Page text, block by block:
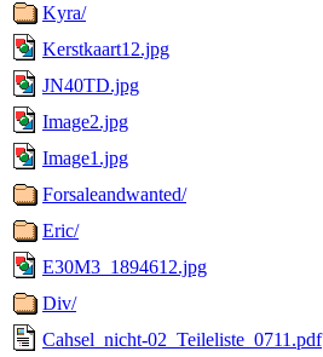
Kyra/
Kerstkaart12.jpg
JN40TD.jpg
Image2.jpg
Image1.jpg
Forsaleandwanted/
Eric/
E30M3_1894612.jpg
Div/
Cahsel_nicht-02_Teileliste_0711.pdf